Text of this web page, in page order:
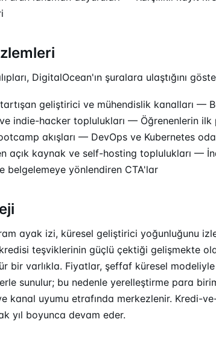
DigitalOcean'ın şuralara ulaştığını
geliştirici ve mühendislik kanalları —
indie-hacker toplulukları — Öğrenenlerin ilk
akışları — DevOps ve Kubernetes
açık kaynak ve self-hosting toplulukları —
belgelemeye yönlendiren CTA'lar
ayak izi, küresel geliştirici yoğunluğunu
teşviklerinin güçlü çektiği gelişmekte
bir varlıkla. Fiyatlar, şeffaf küresel
sunulur; bu nedenle yerelleştirme para
kanal uyumu etrafında merkezlenir. Kredi-ve-
yıl boyunca devam eder.